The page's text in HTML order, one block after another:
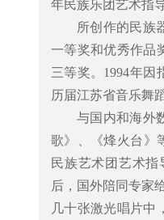
年民族乐团艺术指导
所创作的民族
一等奖和优秀作品
三等奖。1994年
历届江苏省音乐舞
与国内和海外
歌》、《烽火台》
民族艺术团艺术
后，国外陪同专家
几十张激光唱片中